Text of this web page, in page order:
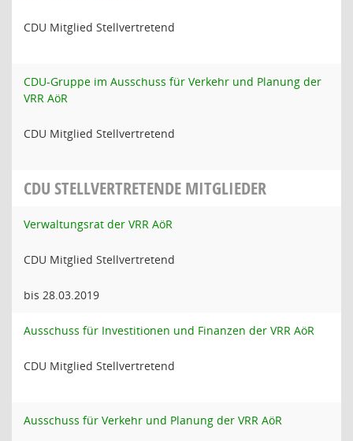
CDU Mitglied Stellvertretend
CDU-Gruppe im Ausschuss für Verkehr und Planung der
VRR AöR
CDU Mitglied Stellvertretend
CDU STELLVERTRETENDE MITGLIEDER
Verwaltungsrat der VRR AöR
CDU Mitglied Stellvertretend
bis 28.03.2019
Ausschuss für Investitionen und Finanzen der VRR AöR
CDU Mitglied Stellvertretend
Ausschuss für Verkehr und Planung der VRR AöR